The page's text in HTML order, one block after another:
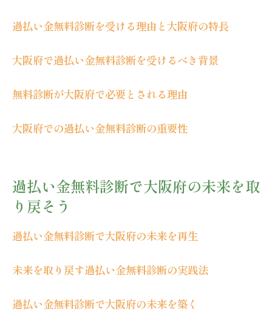
過払い金無料診断を受ける理由と大阪府の特長
大阪府で過払い金無料診断を受けるべき背景
無料診断が大阪府で必要とされる理由
大阪府での過払い金無料診断の重要性
過払い金無料診断で大阪府の未来を取
り戻そう
過払い金無料診断で大阪府の未来を再生
未来を取り戻す過払い金無料診断の実践法
過払い金無料診断で大阪府の未来を築く